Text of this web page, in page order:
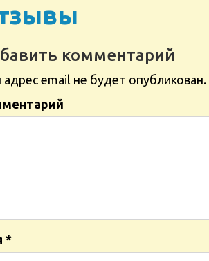
комментарий
email не будет опубликован.
*